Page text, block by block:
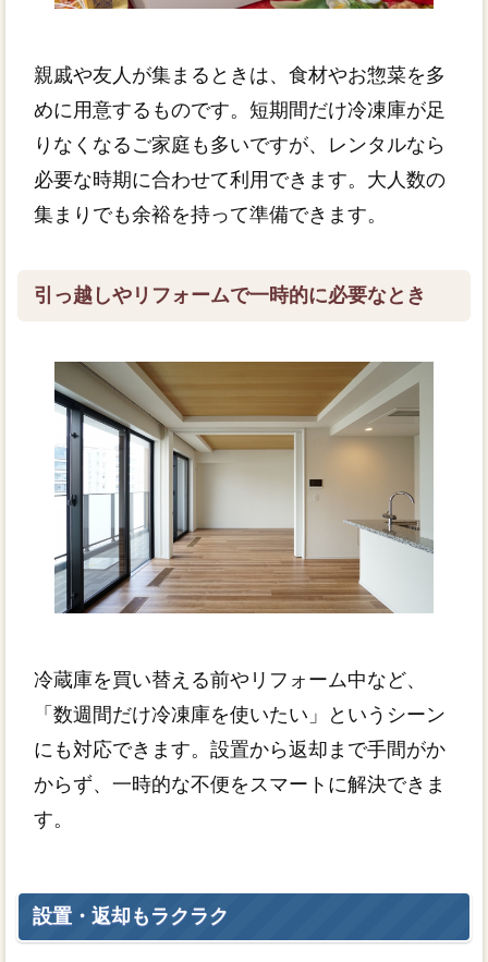
親戚や友人が集まるときは、食材やお惣菜を多
めに用意するものです。短期間だけ冷凍庫が足
りなくなるご家庭も多いですが、レンタルなら
必要な時期に合わせて利用できます。大人数の
集まりでも余裕を持って準備できます。
引っ越しやリフォームで一時的に必要なとき
冷蔵庫を買い替える前やリフォーム中など、
「数週間だけ冷凍庫を使いたい」というシーン
にも対応できます。設置から返却まで手間がか
からず、一時的な不便をスマートに解決できま
す。
設置・返却もラクラク